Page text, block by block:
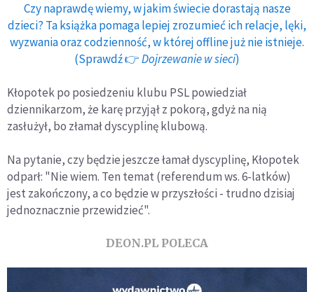
Czy naprawdę wiemy, w jakim świecie dorastają nasze
dzieci? Ta książka pomaga lepiej zrozumieć ich relacje, lęki,
wyzwania oraz codzienność, w której offline już nie istnieje.
(Sprawdź 👉Dojrzewanie w sieci)
Kłopotek po posiedzeniu klubu PSL powiedział
dziennikarzom, że karę przyjął z pokorą, gdyż na nią
zasłużył, bo złamał dyscyplinę klubową.
Na pytanie, czy będzie jeszcze łamał dyscyplinę, Kłopotek
odparł: "Nie wiem. Ten temat (referendum ws. 6-latków)
jest zakończony, a co będzie w przyszłości - trudno dzisiaj
jednoznacznie przewidzieć".
DEON.PL POLECA